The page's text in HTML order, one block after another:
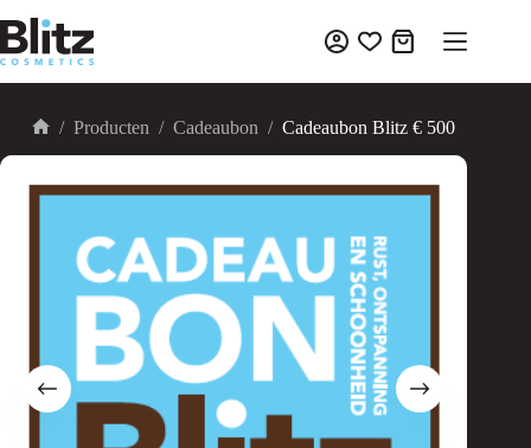
naar
de
Winkelwagen
/ Producten / Cadeaubon / Cadeaubon Blitz € 500